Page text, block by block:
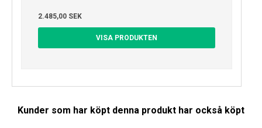
2.485,00 SEK
VISA PRODUKTEN
Kunder som har köpt denna produkt har också köpt